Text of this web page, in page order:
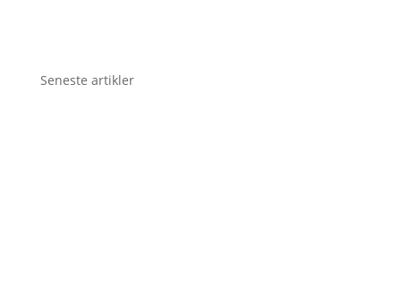
Seneste artikler